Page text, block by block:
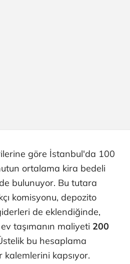
göre İstanbul'da 100
ortalama kira bedeli
bulunuyor. Bu tutara
komisyonu, depozito
de eklendiğinde,
taşımanın maliyeti 200
bu hesaplama
kalemlerini kapsıyor.